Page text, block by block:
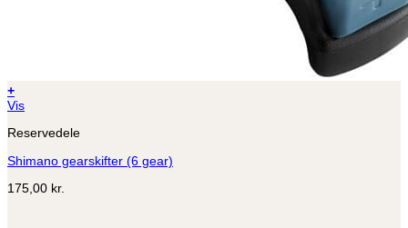
+
Vis
Reservedele
Shimano gearskifter (6 gear)
175,00 kr.